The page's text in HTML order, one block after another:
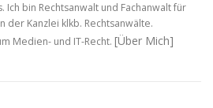
Ich bin Rechtsanwalt und Fachanwalt für
Kanzlei klkb. Rechtsanwälte.
Medien- und IT-Recht. [Über Mich]